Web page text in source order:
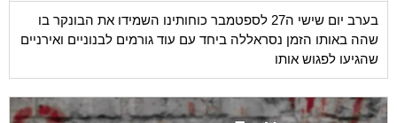
בערב יום שישי ה27 לספטמבר כוחותינו השמידו את הבונקר בו
שהה באותו הזמן נסראללה ביחד עם עוד גורמים לבנוניים ואירניים
שהגיעו לפגוש אותו